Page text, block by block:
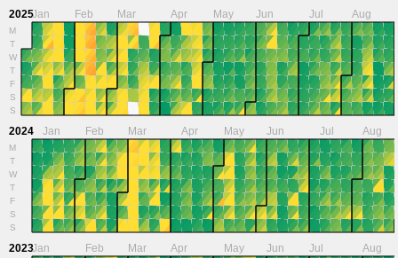
2025
M
T
W
T
F
S
S
Jan Feb Mar Apr May Jun Jul Aug
2024
M
T
W
T
F
S
S
Jan Feb Mar Apr May Jun Jul Aug
2023Jan Feb Mar Apr May Jun Jul Aug